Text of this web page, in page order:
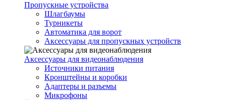
Пропускные устройства
Шлагбаумы
Турникеты
Автоматика для ворот
Аксессуары для пропускных устройств
Аксессуары для видеонаблюдения
Источники питания
Кронштейны и коробки
Адаптеры и разъемы
Микрофоны